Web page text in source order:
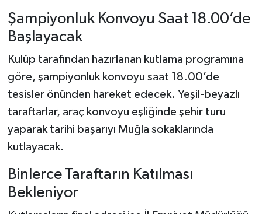
Şampiyonluk Konvoyu Saat 18.00’de
Başlayacak
Kulüp tarafından hazırlanan kutlama programına
göre, şampiyonluk konvoyu saat 18.00’de
tesisler önünden hareket edecek. Yeşil-beyazlı
taraftarlar, araç konvoyu eşliğinde şehir turu
yaparak tarihi başarıyı Muğla sokaklarında
kutlayacak.
Binlerce Taraftarın Katılması
Bekleniyor